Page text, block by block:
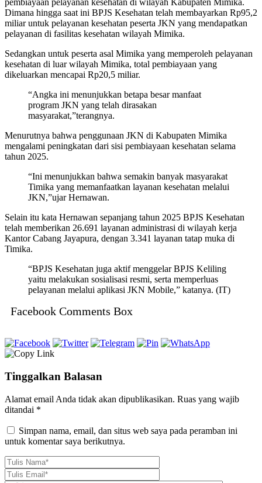
pembiayaan pelayanan kesehatan di wilayah Kabupaten Mimika.
Dimana hingga saat ini BPJS Kesehatan telah membayarkan Rp95,2
miliar untuk pelayanan kesehatan peserta JKN yang mendapatkan
pelayanan di fasilitas kesehatan wilayah Mimika.
Sedangkan untuk peserta asal Mimika yang memperoleh pelayanan
kesehatan di luar wilayah Mimika, total pembiayaan yang
dikeluarkan mencapai Rp20,5 miliar.
“Angka ini menunjukkan betapa besar manfaat
program JKN yang telah dirasakan
masyarakat,”terangnya.
Menurutnya bahwa penggunaan JKN di Kabupaten Mimika
mengalami peningkatan dari sisi pembiayaan kesehatan selama
tahun 2025.
“Ini menunjukkan bahwa semakin banyak masyarakat
Timika yang memanfaatkan layanan kesehatan melalui
JKN,”ujar Hernawan.
Selain itu kata Hernawan sepanjang tahun 2025 BPJS Kesehatan
telah memberikan 26.691 layanan administrasi di wilayah kerja
Kantor Cabang Jayapura, dengan 3.341 layanan tatap muka di
Timika.
“BPJS Kesehatan juga aktif menggelar BPJS Keliling
yaitu melakukan sosialisasi resmi, serta memperluas
pelayanan melalui aplikasi JKN Mobile,” katanya. (IT)
Facebook Comments Box
Tinggalkan Balasan
Alamat email Anda tidak akan dipublikasikan. Ruas yang wajib
ditandai *
Simpan nama, email, dan situs web saya pada peramban ini
untuk komentar saya berikutnya.